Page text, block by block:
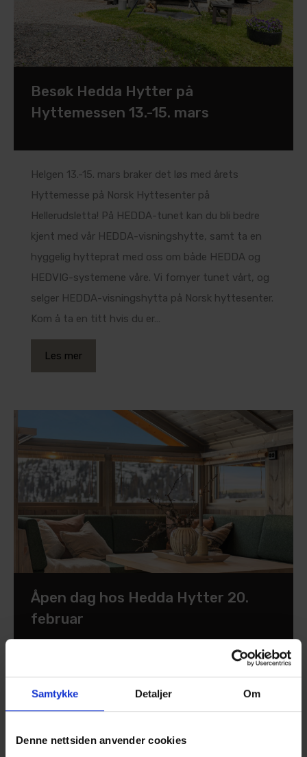
Samtykke Detaljer Om
Denne nettsiden anvender cookies
Besøk Hedda Hytter på
Hyttemessen 13.-15. mars
Helgen 13.-15. mars braker det løs med årets
Hyttemesse på Norsk Hyttesenter på
Hellerudsletta! På HEDDA-tunet kan du bli bedre
kjent med vår HEDDA-visningshytte, samt ta en
hyggelig hytteprat med oss om både HEDDA og
HEDVIG-systemene våre. Vi fornyer tunet vårt, og
selger HEDDA-visningshytta på Norsk hyttesenter.
Kom å ta en titt hvis du er…
Les mer
Åpen dag hos Hedda Hytter 20.
februar
Fredag 20. februar har vi åpen dag hos oss i
Hedalen. Kom innom for en hyggelig hytteprat!
tunet? Har du en eldre HEDDA eller Bete Beitski